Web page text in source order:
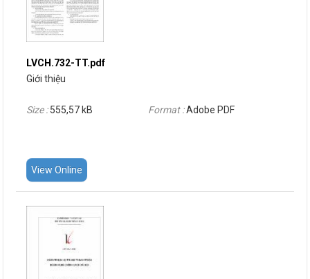
LVCH.732-TT.pdf
Giới thiệu
Size :555,57 kB Format :Adobe PDF
View Online